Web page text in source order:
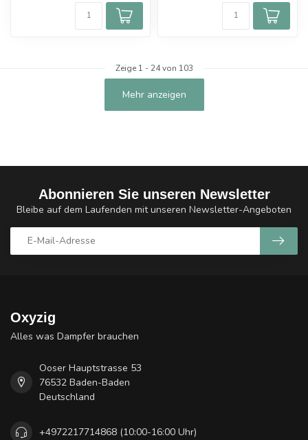
Zeige 1 - 24von 103
Mehr anzeigen
Abonnieren Sie unseren Newsletter
Bleibe auf dem Laufenden mit unseren Newsletter-Angeboten
Oxyzig
Alles was Dampfer brauchen
Ooser Hauptstrasse 53
76532 Baden-Baden
Deutschland
+4972217714868 (10:00-16:00 Uhr)